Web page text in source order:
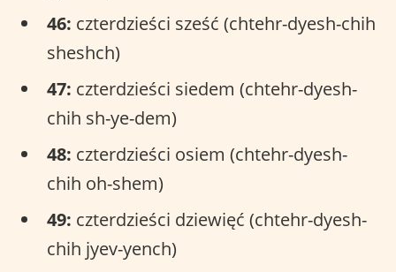
46: czterdzieści sześć (chtehr-dyesh-chih
sheshch)
47: czterdzieści siedem (chtehr-dyesh-
chih sh-ye-dem)
48: czterdzieści osiem (chtehr-dyesh-
chih oh-shem)
49: czterdzieści dziewięć (chtehr-dyesh-
chih jyev-yench)